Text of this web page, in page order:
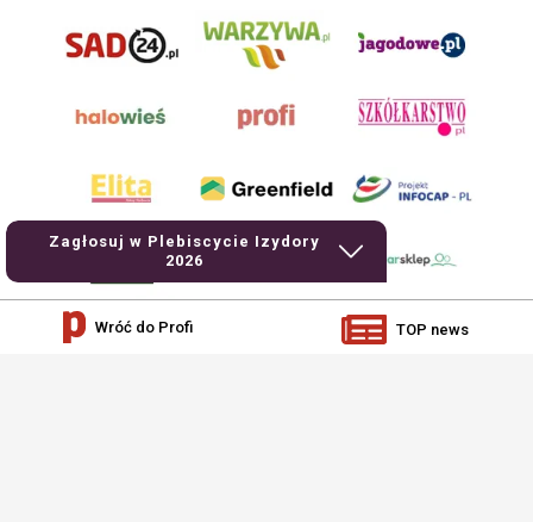
Zagłosuj w Plebiscycie Izydory
2026
Wróć do Profi TOP news